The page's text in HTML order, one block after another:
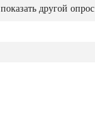
показать другой опрос